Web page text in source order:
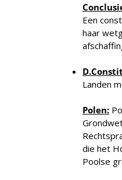
Een
haar
D.
Landen
Polen:
die het
Poolse